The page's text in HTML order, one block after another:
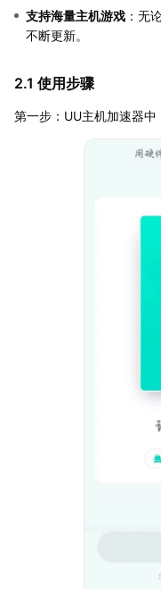
支持海量主机游戏 ：无
不断更新。
2.1 使用步骤
第一步：UU主机加速器